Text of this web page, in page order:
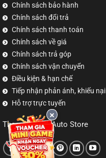
Chính sách bảo hành
Chính sách đổi trả
Chính sách thanh toán
Chính sách về giá
Chính sách trả góp
Chính sách vận chuyển
Điều kiện & hạn chế
Tiếp nhận phản ánh, khiếu nại
Hỗ trợ trực tuyến
Theo dõi TNB Auto Store